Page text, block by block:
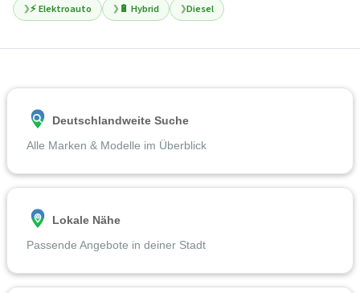
❯⚡ Elektroauto ❯ 🔋 Hybrid ❯Diesel
Deutschlandweite Suche
Alle Marken & Modelle im Überblick
Lokale Nähe
Passende Angebote in deiner Stadt